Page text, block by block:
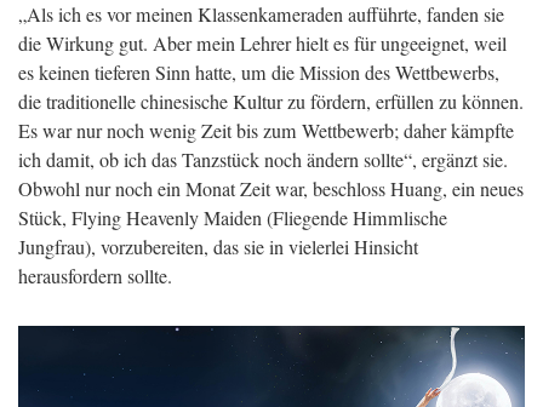
„Als ich es vor meinen Klassenkameraden aufführte, fanden sie
die Wirkung gut. Aber mein Lehrer hielt es für ungeeignet, weil
es keinen tieferen Sinn hatte, um die Mission des Wettbewerbs,
die traditionelle chinesische Kultur zu fördern, erfüllen zu können.
Es war nur noch wenig Zeit bis zum Wettbewerb; daher kämpfte
ich damit, ob ich das Tanzstück noch ändern sollte“, ergänzt sie.
Obwohl nur noch ein Monat Zeit war, beschloss Huang, ein neues
Stück, Flying Heavenly Maiden (Fliegende Himmlische
Jungfrau), vorzubereiten, das sie in vielerlei Hinsicht
herausfordern sollte.